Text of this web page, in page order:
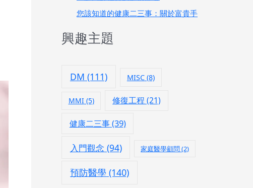
您該知道的健康二三事：關於富貴手
興趣主題
DM (111) MISC(8)
MMI(5) 修復工程 (21)
健康二三事(39)
入門觀念 (94) 家庭醫學顧問 (2)
預防醫學 (140)